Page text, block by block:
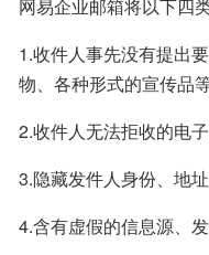
网易企业邮箱将以下四
1.收件人事先没有提出
物、各种形式的宣传品
2.收件人无法拒收的电子
3.隐藏发件人身份、地
4.含有虚假的信息源、